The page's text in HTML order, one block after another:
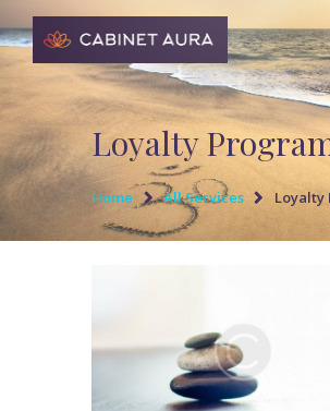
Loyalty
Home All Services Loyalty